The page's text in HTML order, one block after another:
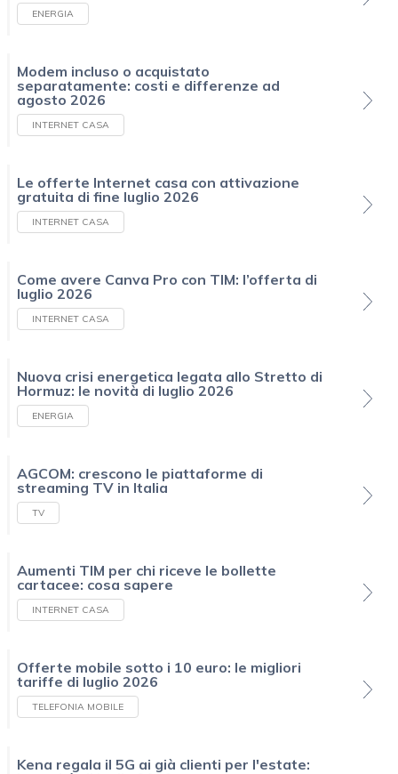
ENERGIA
Modem incluso o acquistato
separatamente: costi e differenze ad
agosto 2026
INTERNET CASA
Le offerte Internet casa con attivazione
gratuita di fine luglio 2026
INTERNET CASA
Come avere Canva Pro con TIM: l’offerta di
luglio 2026
INTERNET CASA
Nuova crisi energetica legata allo Stretto di
Hormuz: le novità di luglio 2026
ENERGIA
AGCOM: crescono le piattaforme di
streaming TV in Italia
TV
Aumenti TIM per chi riceve le bollette
cartacee: cosa sapere
INTERNET CASA
Offerte mobile sotto i 10 euro: le migliori
tariffe di luglio 2026
TELEFONIA MOBILE
Kena regala il 5G ai già clienti per l'estate: